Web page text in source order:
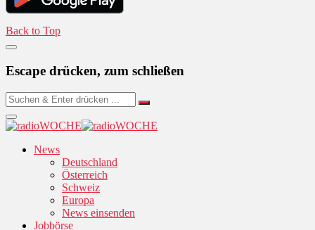
Back to Top
Escape drücken, zum schließen
News
Deutschland
Österreich
Schweiz
Europa
News einsenden
Jobbörse